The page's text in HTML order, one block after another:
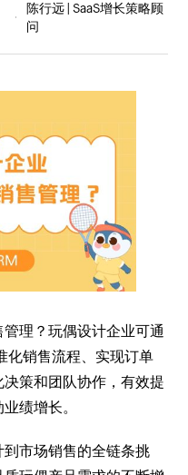
陈行远 | SaaS增长策略顾
问
理？玩偶设计企业可通
化销售流程、实现订单
策和团队协作，有效提
绩增长。
市场销售的全链条挑